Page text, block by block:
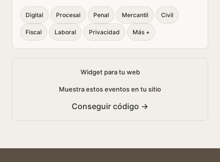
Digital Procesal Penal Mercantil Civil
Fiscal Laboral Privacidad Más +
Widget para tu web
Muestra estos eventos en tu sitio
Conseguir código →